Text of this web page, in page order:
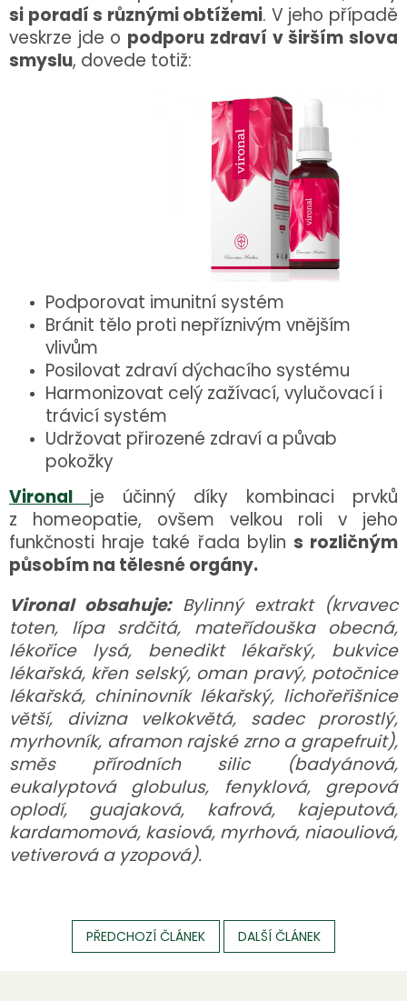
si poradí s různými obtížemi. V jeho případě
veskrze jde o podporu zdraví v širším slova
smyslu, dovede totiž:
Podporovat imunitní systém
Bránit tělo proti nepříznivým vnějším
vlivům
Posilovat zdraví dýchacího systému
Harmonizovat celý zažívací, vylučovací i
trávicí systém
Udržovat přirozené zdraví a půvab
pokožky
Vironal je účinný díky kombinaci prvků
z homeopatie, ovšem velkou roli v jeho
funkčnosti hraje také řada bylin s rozličným
působím na tělesné orgány.
Vironal obsahuje:Bylinný extrakt (krvavec
toten, lípa srdčitá, mateřídouška obecná,
lékořice lysá, benedikt lékařský, bukvice
lékařská, křen selský, oman pravý, potočnice
lékařská, chininovník lékařský, lichořeřišnice
větší, divizna velkokvětá, sadec prorostlý,
myrhovník, aframon rajské zrno a grapefruit),
směs přírodních silic (badyánová,
eukalyptová globulus, fenyklová, grepová
oplodí, guajaková, kafrová, kajeputová,
kardamomová, kasiová, myrhová, niaouliová,
vetiverová a yzopová).
PŘEDCHOZÍ ČLÁNEK DALŠÍ ČLÁNEK